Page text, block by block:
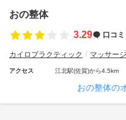
おの整体
3.29
口コミ
カイロプラクティック マッサージ
アクセス 江北駅(佐賀)から4.5km
おの整体の